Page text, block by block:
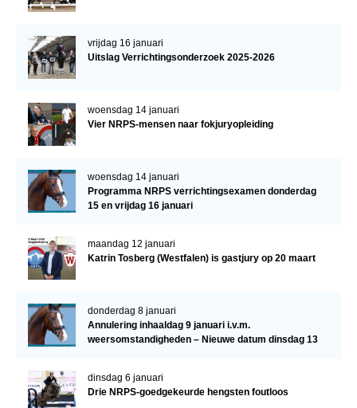
vrijdag 16 januari
Uitslag Verrichtingsonderzoek 2025-2026
woensdag 14 januari
Vier NRPS-mensen naar fokjuryopleiding
woensdag 14 januari
Programma NRPS verrichtingsexamen donderdag
15 en vrijdag 16 januari
maandag 12 januari
Katrin Tosberg (Westfalen) is gastjury op 20 maart
donderdag 8 januari
Annulering inhaaldag 9 januari i.v.m.
weersomstandigheden – Nieuwe datum dinsdag 13
dinsdag 6 januari
Drie NRPS-goedgekeurde hengsten foutloos